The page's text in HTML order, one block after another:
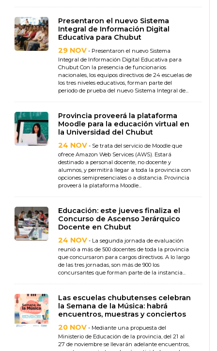
Presentaron el nuevo Sistema
Integral de Información Digital
Educativa para Chubut
29 NOV - Presentaron el nuevo Sistema
Integral de Información Digital Educativa para
Chubut Con la presencia de funcionarios
nacionales, los equipos directivos de 24 escuelas de
los tres niveles educativos, forman parte del
periodo de prueba del nuevo Sistema Integral de...
Provincia proveerá la plataforma
Moodle para la educación virtual en
la Universidad del Chubut
24 NOV - Se trata del servicio de Moodle que
ofrece Amazon Web Services (AWS). Estará
destinado a personal docente, no docente y
alumnos, y permitirá llegar a toda la provincia con
opciones semipresenciales o a distancia. Provincia
proveerá la plataforma Moodle...
Educación: este jueves finaliza el
Concurso de Ascenso Jerárquico
Docente en Chubut
24 NOV - La segunda jornada de evaluación
reunió a más de 500 docentes de toda la provincia
que concursaron para cargos directivos. A lo largo
de las tres jornadas, son más de 900 los
concursantes que forman parte de la instancia...
Las escuelas chubutenses celebran
la Semana de la Música: habrá
encuentros, muestras y conciertos
20 NOV - Mediante una propuesta del
Ministerio de Educación de la provincia, del 21 al
27 de noviembre se llevarán adelante encuentros,